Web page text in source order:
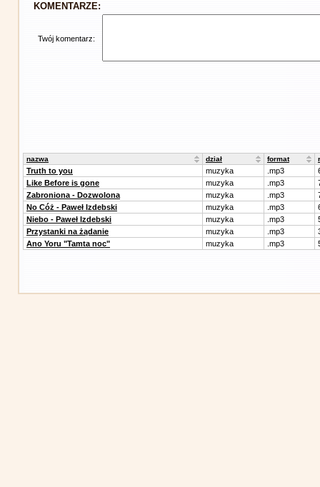
KOMENTARZE:
Twój komentarz:
nazwa dział format
Truth to you muzyka .mp3
Like Before is gone
muzyka .mp3
Zabroniona - Dozwolona
muzyka .mp3
No Cóż - Paweł Izdebski
muzyka .mp3
Niebo - Paweł Izdebski
muzyka .mp3
Przystanki na żądanie
muzyka .mp3
Ano Yoru "Tamta noc"
muzyka .mp3